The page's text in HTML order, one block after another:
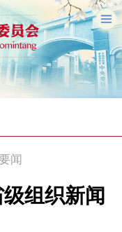
闻
级组织新闻